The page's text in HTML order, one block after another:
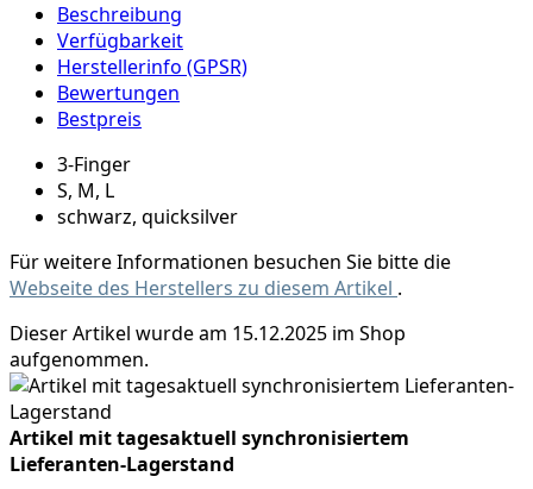
Beschreibung
Verfügbarkeit
Herstellerinfo (GPSR)
Bewertungen
Bestpreis
3-Finger
S, M, L
schwarz, quicksilver
Für weitere Informationen besuchen Sie bitte die
Webseite des Herstellers zu diesem Artikel .
Dieser Artikel wurde am 15.12.2025 im Shop
aufgenommen.
Artikel mit tagesaktuell synchronisiertem
Lieferanten-Lagerstand